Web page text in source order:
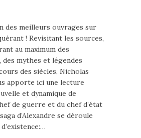
des meilleurs ouvrages sur
! Revisitant les sources,
au maximum des
mythes et légendes
des siècles, Nicholas
apporte ici une lecture
et dynamique de
de guerre et du chef d’état
d’Alexandre se déroule